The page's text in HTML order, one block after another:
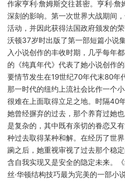
作家亨利·詹姆斯交往甚密。亨利·
深刻的影响。第一次世界大战期间
活动，并因此获得法国政府颁发的
沃顿37岁时出版了第一部短篇小说
入小说创作的丰收时期，几乎每年
的《纯真年代》代表了她小说创作
要情节发生在19世纪70年代末80年
那一时代的纽约上流社会比作一个
很难在上面取得立足之地。时隔40
她曾经摒弃的过去，那个养育过她
是复杂的，其中既有亲切的眷恋又
种过去取得某种和解。在经历了世
躏之后，她重视审视了过去那个稳
含自我实现又是安全的隐定未来。
丝·华顿结构技巧最为完美的一部小